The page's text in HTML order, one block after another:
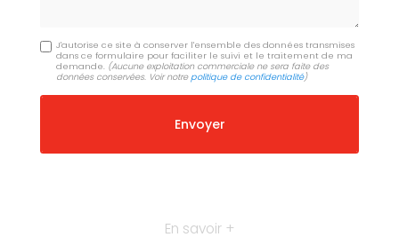
J'autorise ce site à conserver l'ensemble des données transmises
dans ce formulaire pour faciliter le suivi et le traitement de ma
demande. (Aucune exploitation commerciale ne sera faite des
données conservées. Voir notrepolitique de confidentialité)
En savoir +